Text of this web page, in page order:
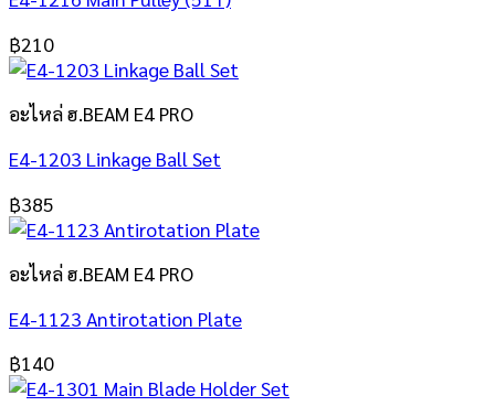
฿210
อะไหล่ ฮ.BEAM E4 PRO
E4-1203 Linkage Ball Set
฿385
อะไหล่ ฮ.BEAM E4 PRO
E4-1123 Antirotation Plate
฿140